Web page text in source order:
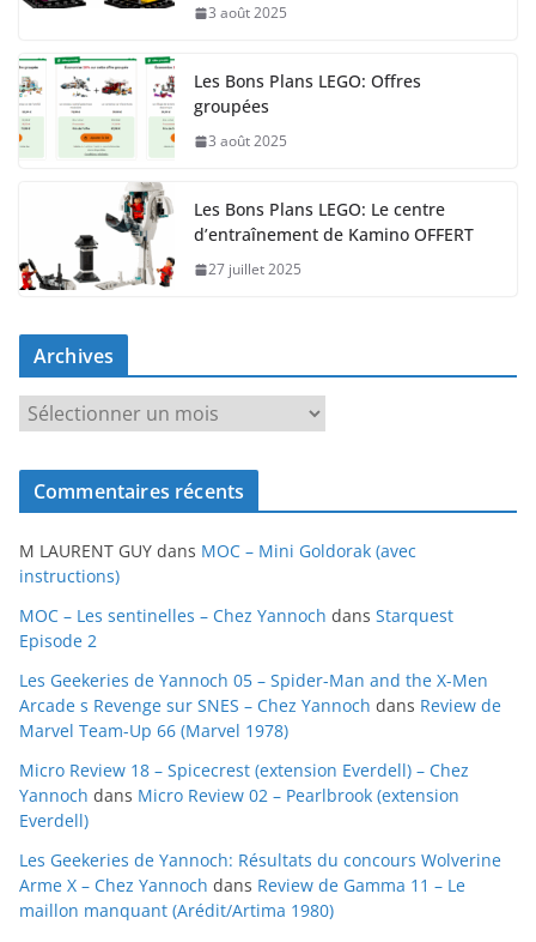
3 août 2025
Les Bons Plans LEGO: Offres
groupées
3 août 2025
Les Bons Plans LEGO: Le centre
d’entraînement de Kamino OFFERT
27 juillet 2025
Archives
c
v
e
s
Commentaires récents
M LAURENT GUY dans MOC – Mini Goldorak (avec
instructions)
MOC – Les sentinelles – Chez Yannoch dans Starquest
Episode 2
Les Geekeries de Yannoch 05 – Spider-Man and the X-Men
Arcade s Revenge sur SNES – Chez Yannoch dans Review de
Marvel Team-Up 66 (Marvel 1978)
Micro Review 18 – Spicecrest (extension Everdell) – Chez
Yannoch dans Micro Review 02 – Pearlbrook (extension
Everdell)
Les Geekeries de Yannoch: Résultats du concours Wolverine
Arme X – Chez Yannoch dans Review de Gamma 11 – Le
maillon manquant (Arédit/Artima 1980)